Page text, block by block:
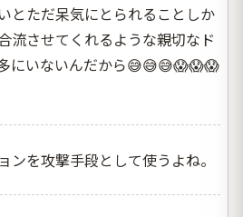
とただ呆気にとられることしか
流させてくれるような親切なド
にいないんだから😅😅😅😱😱😱
ンを攻撃手段として使うよね。